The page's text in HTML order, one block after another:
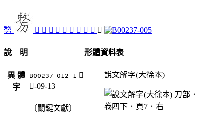
剓 𠞲 󰡯 󰡭 󷋥 󷋣 𢍛 󷋡 𢾨 󷋢 𣪤
說 明
異 體
字
B00237-012-1 𣪤
殳-09-13
〔關鍵文獻〕
形體資料表
說文解字(大徐本)